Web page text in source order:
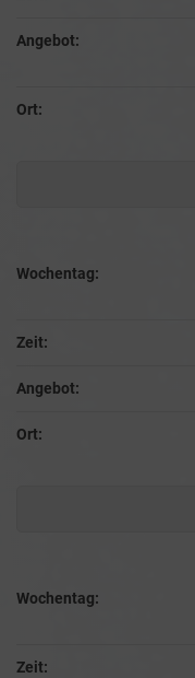
Angebot:
Ort:
Wochentag:
Zeit:
Angebot:
Ort:
Wochentag:
Zeit: